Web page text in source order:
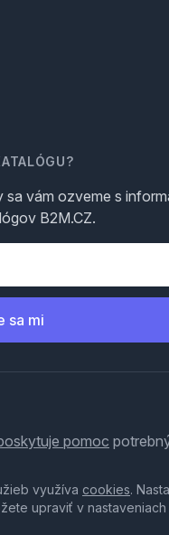
vám ozveme s
B2M.CZ.
sa mi
pomoc
využíva cookies.
upraviť v nastaveniach